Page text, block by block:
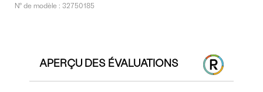
N° de modèle :32750185
APERÇU DES ÉVALUATIONS